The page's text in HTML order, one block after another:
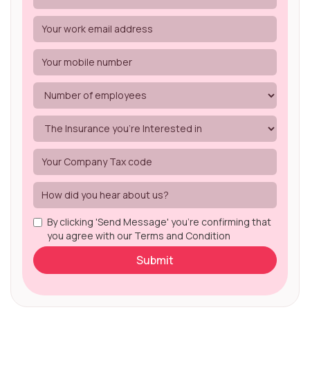
By clicking 'Send Message' you're confirming that
you agree with our Terms and Condition